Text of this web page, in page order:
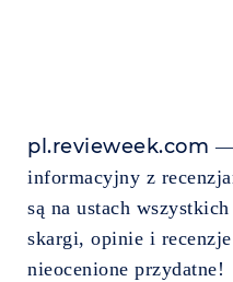
pl.revieweek.com —
informacyjny z
są na ustach
skargi, opinie i
nieocenione przydatne!